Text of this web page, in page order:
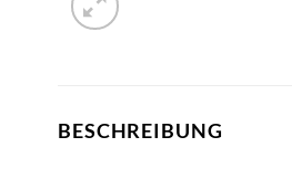
BESCHREIBUNG